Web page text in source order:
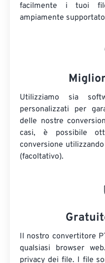
facilmente i tuoi
ampiamente
Utilizziamo sia
personalizzati per
delle nostre
casi, è possibile
conversione
(facoltativo).
Il nostro convertitore
qualsiasi browser
privacy dei file. I file